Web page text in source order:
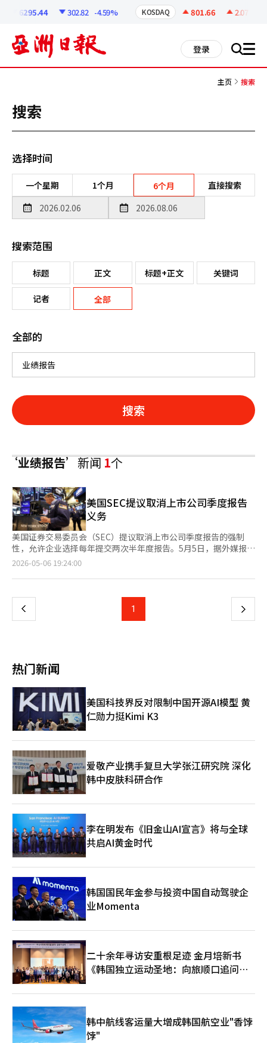
6295.44 302.82 -4.59% KOSDAQ 801.66 2.07
登录 搜 all
主页 搜索
搜索
选择时间
一个星期 1个月 6个月 直接搜索
搜索范围
标题 正文 标题+正文 关键词
记者 全部
全部的
搜索
‘业绩报告’新闻1个
美国SEC提议取消上市公司季度报告
义务
美国证券交易委员会（SEC）提议取消上市公司季度报告的强制
性，允许企业选择每年提交两次半年度报告。5月5日，据外媒报
道，SEC当天发布声明，建议修改规定和表格，使上市公司可以选
提交三份季度报告和一份年度报告。若新规通过，企业可选择提交
表格“Form 10-S”提交，提交期限根据企业的披露等级在财年上
半年结束后40天或45天内。SEC表示，此次修改旨在为企业和投资
罗·阿特金斯在声明中表示，“SEC规定的僵化性限制了企业和投
资者自行决定最合适的中期报告周期。若今日提议的修改案最终通
过，将为企业提供更大的监管灵活性。”该提案将在联邦公报发布
后60天内征求意见，然后提交SEC投票决定。此前，美国总统唐纳
德·特朗普曾在去年9月表示，企业不应被迫进行季度报告，而应
进行半年度业绩报告。《华尔街日报》在今年3月报道，SEC正在
准备相关提案。然而，投资者担心减少业绩报告可能降低企业的经
营透明度和可信度。美国投资公司协会（ICI）当天发表声明
称，“在减少不必要的合规负担和维持支持投资者信任的披露体系
质量之间取得平衡至关重要。”※ 本报道经人工智能（AI）系统翻
译与编辑。
2026-05-06 19:24:00
上
页
1 下
热门新闻
美国科技界反对限制中国开源AI模型 黄
仁勋力挺Kimi K3
爱敬产业携手复旦大学张江研究院 深化
韩中皮肤科研合作
李在明发布《旧金山AI宣言》将与全球
共启AI黄金时代
韩国国民年金参与投资中国自动驾驶企
业Momenta
二十余年寻访安重根足迹 金月培新书
《韩国独立运动圣地：向旅顺口追问历
韩中航线客运量大增成韩国航空业"香饽
饽"